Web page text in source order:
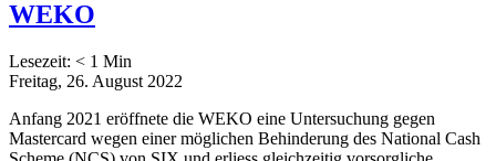
WEKO
Lesezeit: < 1 Min
Freitag, 26. August 2022
Anfang 2021 eröffnete die WEKO eine Untersuchung gegen
Mastercard wegen einer möglichen Behinderung des National Cash